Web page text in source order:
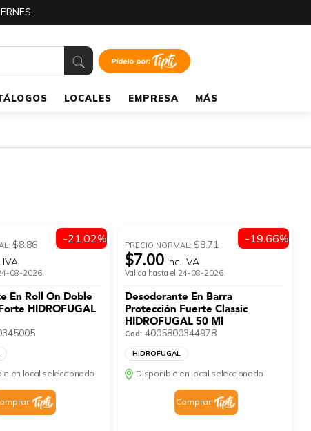
LOCALES EMPRESA MÁS
$8.86
IVA
08-2026.
En Roll On Doble
HIDROFUGAL
en local seleccionado
-21.02% PRECIO NORMAL:$8.71
$7.00 Inc. IVA
Válida hasta el 24-08-2026.
Desodorante En Barra
Protección Fuerte Classic
HIDROFUGAL 50 Ml
Cod: 4005800344978
HIDROFUGAL
Disponible en local seleccionado
Comprar
-19.66%